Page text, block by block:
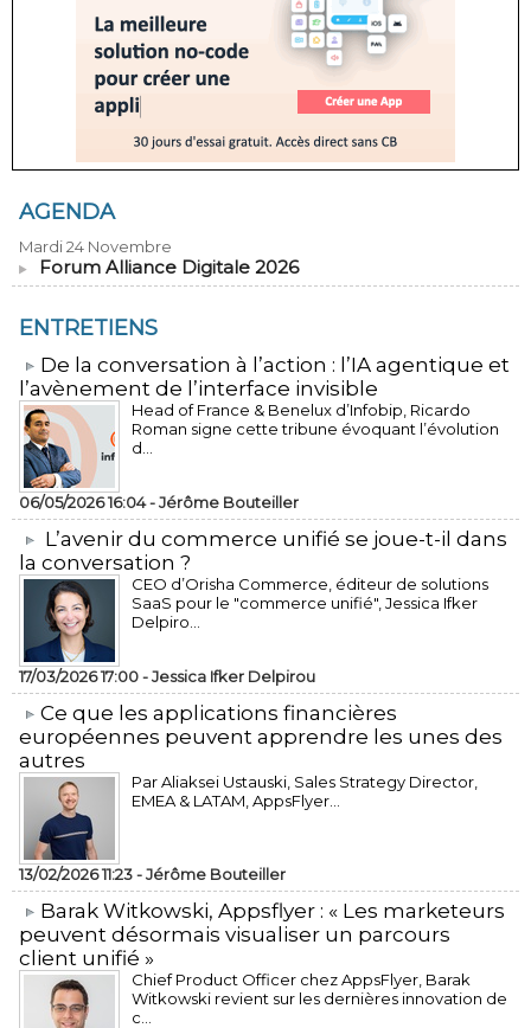
AGENDA
Mardi 24 Novembre
Forum Alliance Digitale 2026
ENTRETIENS
​De la conversation à l’action : l’IA agentique et
l’avènement de l’interface invisible
Head of France & Benelux d’Infobip, Ricardo
Roman signe cette tribune évoquant l’évolution
d...
06/05/2026 16:04 -Jérôme Bouteiller
L’avenir du commerce unifié se joue-t-il dans
la conversation ?
CEO d’Orisha Commerce, éditeur de solutions
SaaS pour le "commerce unifié", Jessica Ifker
Delpiro...
17/03/2026 17:00 -Jessica Ifker Delpirou
​Ce que les applications financières
européennes peuvent apprendre les unes des
autres
Par Aliaksei Ustauski, Sales Strategy Director,
EMEA & LATAM, AppsFlyer...
13/02/2026 11:23 -Jérôme Bouteiller
​Barak Witkowski, Appsflyer : « Les marketeurs
peuvent désormais visualiser un parcours
client unifié »
Chief Product Officer chez AppsFlyer, ​Barak
Witkowski revient sur les dernières innovation de
c...